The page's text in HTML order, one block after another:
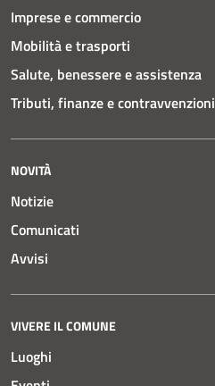
Imprese e commercio
Mobilità e trasporti
Salute, benessere e assistenza
Tributi, finanze e contravvenzioni
NOVITÀ
Notizie
Comunicati
Avvisi
VIVERE IL COMUNE
Luoghi